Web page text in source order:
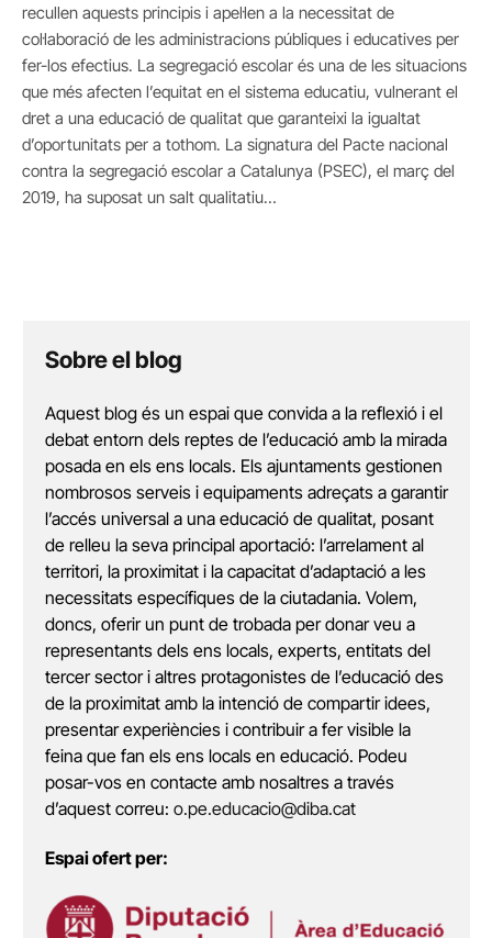
recullen aquests principis i apel·len a la necessitat de
col·laboració de les administracions públiques i educatives per
fer-los efectius. La segregació escolar és una de les situacions
que més afecten l’equitat en el sistema educatiu, vulnerant el
dret a una educació de qualitat que garanteixi la igualtat
d’oportunitats per a tothom. La signatura del Pacte nacional
contra la segregació escolar a Catalunya (PSEC), el març del
2019, ha suposat un salt qualitatiu…
Sobre el blog
Aquest blog és un espai que convida a la reflexió i el
debat entorn dels reptes de l’educació amb la mirada
posada en els ens locals. Els ajuntaments gestionen
nombrosos serveis i equipaments adreçats a garantir
l’accés universal a una educació de qualitat, posant
de relleu la seva principal aportació: l’arrelament al
territori, la proximitat i la capacitat d’adaptació a les
necessitats específiques de la ciutadania. Volem,
doncs, oferir un punt de trobada per donar veu a
representants dels ens locals, experts, entitats del
tercer sector i altres protagonistes de l’educació des
de la proximitat amb la intenció de compartir idees,
presentar experiències i contribuir a fer visible la
feina que fan els ens locals en educació. Podeu
posar-vos en contacte amb nosaltres a través
d’aquest correu: o.pe.educacio@diba.cat
Espai ofert per: